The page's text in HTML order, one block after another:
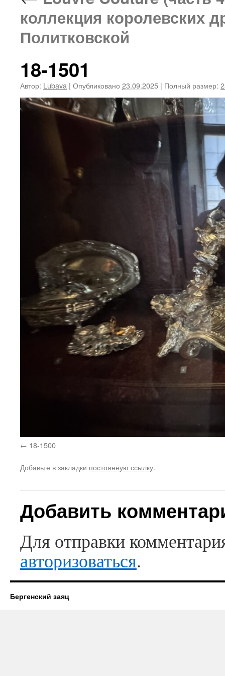
коллекция королевских
Политковской
18-1501
Автор: Lubava | Опубликовано 23.09.2025 | Полный размер:
18-1500
Добавьте в закладки постоянную ссылку.
Добавить
Для отправки
авторизоваться.
Бергенский заяц